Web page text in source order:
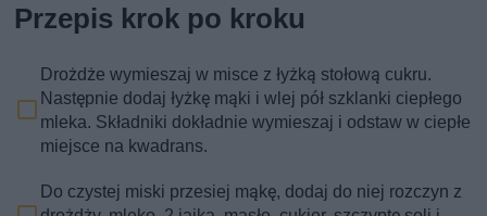
Przepis krok po kroku
Drożdże wymieszaj w misce z łyżką stołową cukru.
Następnie dodaj łyżkę mąki i wlej pół szklanki ciepłego
mleka. Składniki dokładnie wymieszaj i odstaw w ciepłe
miejsce na kwadrans.
Do czystej miski przesiej mąkę, dodaj do niej rozczyn z